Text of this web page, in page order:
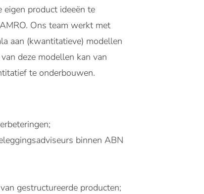
eigen product ideeën te
Ons team werkt met
aan (kwantitatieve) modellen
deze modellen kan van
te onderbouwen.
binnen ABN
gestructureerde producten;